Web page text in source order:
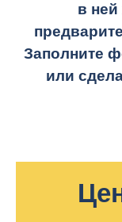
в
Заполните
или